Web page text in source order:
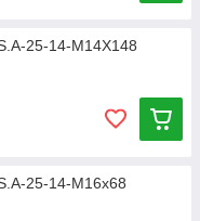
25-14-M14X148
25-14-M16x68